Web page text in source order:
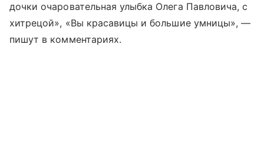
дочки очаровательная улыбка Олега Павловича, с
хитрецой», «Вы красавицы и большие умницы», —
пишут в комментариях.